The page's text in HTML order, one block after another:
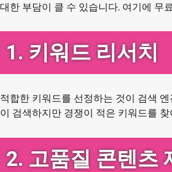
대한 부담이 클 수 있습니다. 여기에 무
1. 키워드 리서치
적합한 키워드를 선정하는 것이 검색
이 검색하지만 경쟁이 적은 키워드를
2. 고품질 콘텐츠